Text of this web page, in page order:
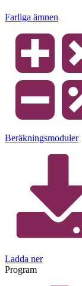
Farliga ämnen
Beräkningsmoduler
Ladda ner
Program